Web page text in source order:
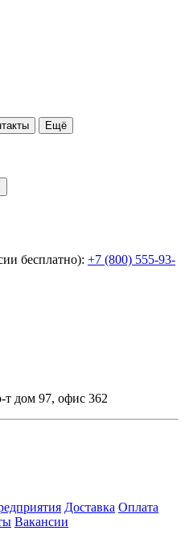
Ещё
бесплатно): +7 (800) 555-93-
дом 97, офис 362
Доставка Оплата
Вакансии